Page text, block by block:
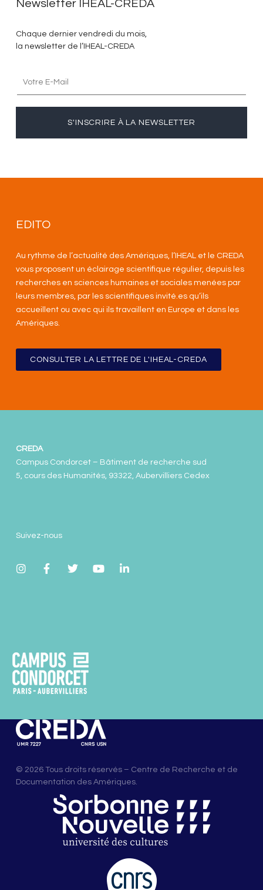
Newsletter IHEAL-CREDA
Chaque dernier vendredi du mois,
la newsletter de l’IHEAL-CREDA
S'INSCRIRE À LA NEWSLETTER
EDITO
Au rythme de l’actualité des Amériques, l’IHEAL et le CREDA
vous proposent un éclairage scientifique régulier, depuis les
recherches en sciences humaines et sociales menées par
leurs membres, par les scientifiques invité.es qu’ils
accueillent ou avec qui ils travaillent en Europe et dans les
Amériques.
CONSULTER LA LETTRE DE L'IHEAL-CREDA
© 2026 Tous droits réservés – Centre de Recherche et de
Documentation des Amériques.
CREDA
Campus Condorcet – Bâtiment de recherche sud
5, cours des Humanités, 93322, Aubervilliers Cedex
Suivez-nous